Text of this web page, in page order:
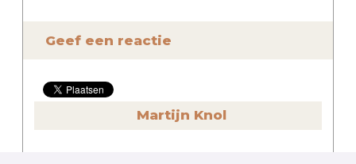
Geef een reactie
Martijn Knol